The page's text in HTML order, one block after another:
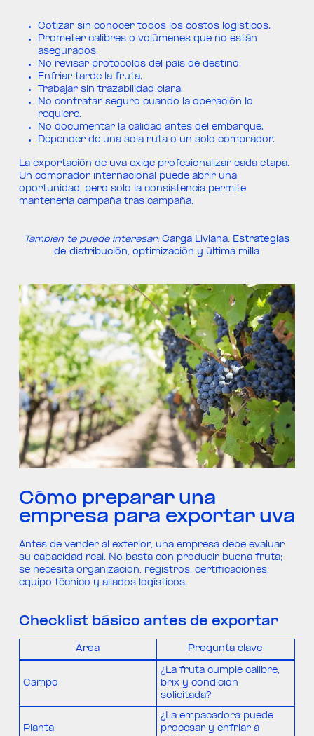
Cotizar sin conocer todos los costos logísticos.
Prometer calibres o volúmenes que no están
asegurados.
No revisar protocolos del país de destino.
Enfriar tarde la fruta.
Trabajar sin trazabilidad clara.
No contratar seguro cuando la operación lo
requiere.
No documentar la calidad antes del embarque.
Depender de una sola ruta o un solo comprador.
La exportación de uva exige profesionalizar cada etapa.
Un comprador internacional puede abrir una
oportunidad, pero solo la consistencia permite
mantenerla campaña tras campaña.
También te puede interesar: Carga Liviana: Estrategias
de distribución, optimización y última milla
Cómo preparar una
empresa para exportar uva
Antes de vender al exterior, una empresa debe evaluar
su capacidad real. No basta con producir buena fruta;
se necesita organización, registros, certificaciones,
equipo técnico y aliados logísticos.
Checklist básico antes de exportar
Área Pregunta clave
Campo
¿La fruta cumple calibre,
brix y condición
solicitada?
Planta
¿La empacadora puede
procesar y enfriar a